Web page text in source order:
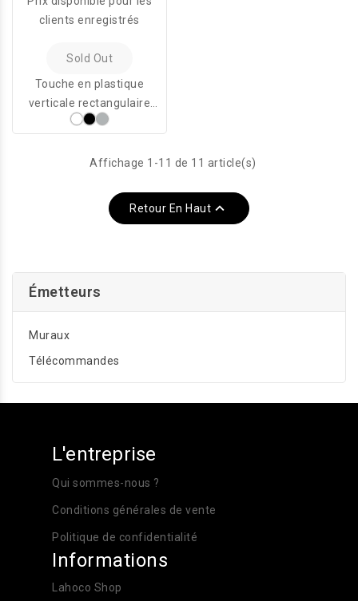
clients enregistrés
Sold Out
Touche en plastique
verticale rectangulaire
40x80 mm à utiliser
d'actionnement des
Affichage 1-11 de 11 article(s)
Retour En Haut 
Émetteurs
Muraux
Télécommandes
L'entreprise
Qui sommes-nous ?
Conditions générales de vente
Politique de confidentialité
Informations
Lahoco Shop